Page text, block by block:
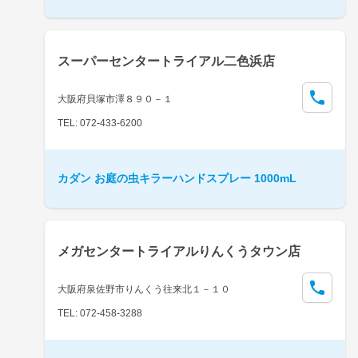
スーパーセンタートライアル二色浜店
大阪府貝塚市澤８９０－１
TEL: 072-433-6200
カダン お庭の虫キラーハンドスプレー 1000mL
メガセンタートライアルりんくうタウン店
大阪府泉佐野市りんくう往来北１－１０
TEL: 072-458-3288